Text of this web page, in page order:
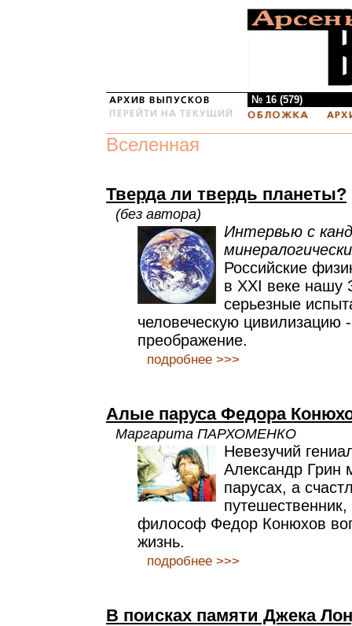
№ 16 (579)
Вселенная
Тверда ли твердь планеты?
(без автора)
Интервью с
Российские
в XXI веке
серьезные
человеческую цивилизацию
преображение.
подробнее >>>
Алые паруса Федора
Маргарита ПАРХОМЕНКО
Невезучий
Александр Грин
парусах, а
философ Федор Конюхов
жизнь.
подробнее >>>
В поисках памяти Джека